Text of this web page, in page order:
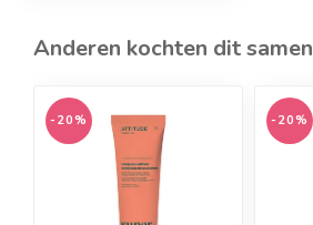
Anderen kochten dit samen
-20% -20%